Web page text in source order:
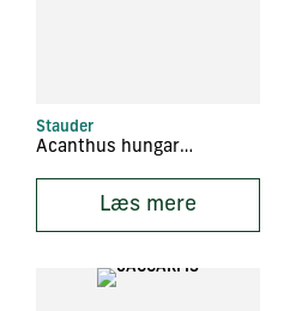
Stauder
Acanthus hungaricus
Læs mere